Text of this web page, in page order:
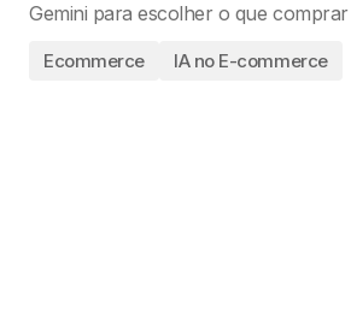
Gemini para escolher o que
Ecommerce IA no E-commerce